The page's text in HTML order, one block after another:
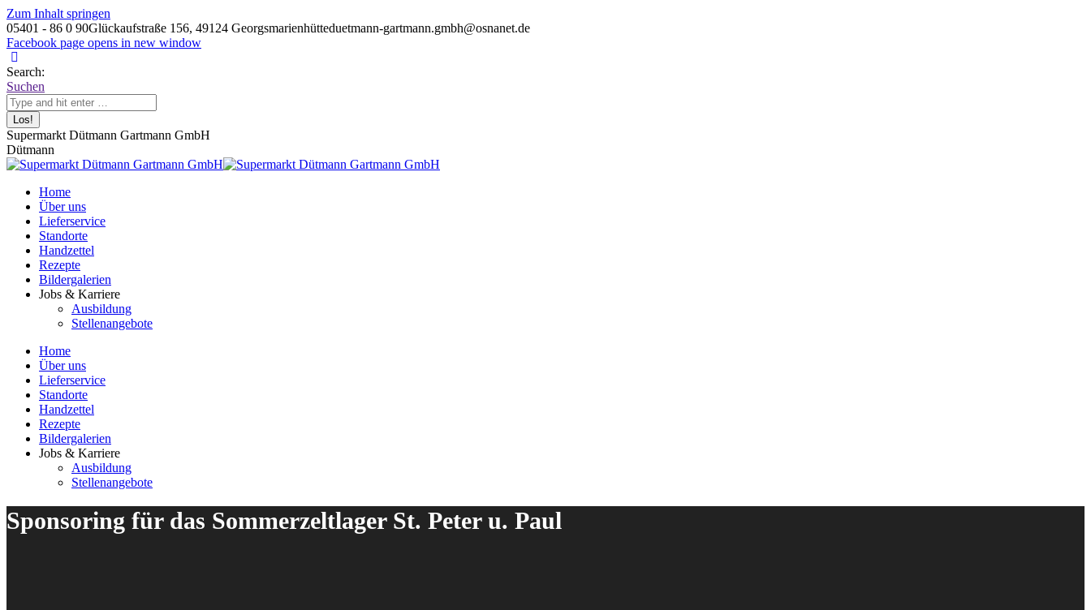
Zum Inhalt springen
05401 - 86 0 90Glückaufstraße 156, 49124 Georgsmarienhütteduetmann-gartmann.gmbh@osnanet.de
Facebook page opens in new window
Search:
Suchen
Supermarkt Dütmann Gartmann GmbH
Dütmann
Home
Über uns
Lieferservice
Standorte
Handzettel
Rezepte
Bildergalerien
Jobs & Karriere
Ausbildung
Stellenangebote
Home
Über uns
Lieferservice
Standorte
Handzettel
Rezepte
Bildergalerien
Jobs & Karriere
Ausbildung
Stellenangebote
Sponsoring für das Sommerzeltlager St. Peter u. Paul